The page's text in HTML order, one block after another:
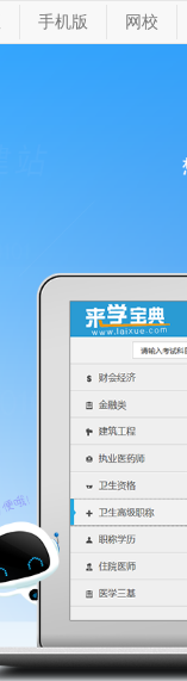
手机版 网校